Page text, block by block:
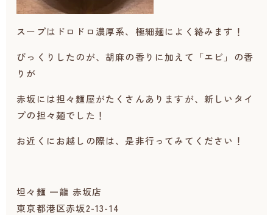
スープはドロドロ濃厚系、極細麺によく絡みます！
びっくりしたのが、胡麻の香りに加えて「エビ」の香
りが
赤坂には担々麺屋がたくさんありますが、新しいタイ
プの担々麺でした！
お近くにお越しの際は、是非行ってみてください！
坦々麺 一龍 赤坂店
東京都港区赤坂2-13-14